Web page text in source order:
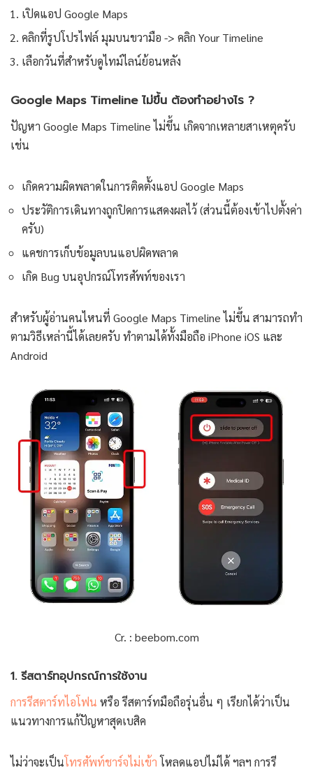
เปิดแอป Google Maps
คลิกที่รูปโปรไฟล์ มุมบนขวามือ -> คลิก Your Timeline
เลือกวันที่สำหรับดูไทม์ไลน์ย้อนหลัง
Google Maps Timeline ไม่ขึ้น ต้องทำอย่างไร ?
ปัญหา Google Maps Timeline ไม่ขึ้น เกิดจากเหลายสาเหตุครับ
เช่น
เกิดความผิดพลาดในการติดตั้งแอป Google Maps
ประวัติการเดินทางถูกปิดการแสดงผลไว้ (ส่วนนี้ต้องเข้าไปตั้งค่า
ครับ)
แคชการเก็บข้อมูลบนแอปผิดพลาด
เกิด Bug บนอุปกรณ์โทรศัพท์ของเรา
สำหรับผู้อ่านคนไหนที่ Google Maps Timeline ไม่ขึ้น สามารถทำ
ตามวิธีเหล่านี้ได้เลยครับ ทำตามได้ทั้งมือถือ iPhone iOS และ
Android
Cr. : beebom.com
1. รีสตาร์ทอุปกรณ์การใช้งาน
การรีสตาร์ทไอโฟน หรือ รีสตาร์ทมือถือรุ่นอื่น ๆ เรียกได้ว่าเป็น
แนวทางการแก้ปัญหาสุดเบสิค
ไม่ว่าจะเป็นโทรศัพท์ชาร์จไม่เข้าโหลดแอปไม่ได้ ฯลฯ การรี